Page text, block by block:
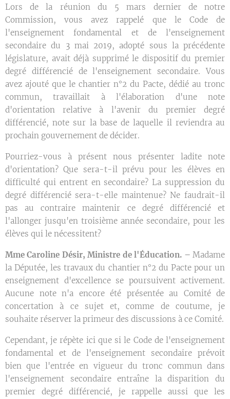
Lors de la réunion du 5 mars dernier de notre
Commission, vous avez rappelé que le Code de
l'enseignement fondamental et de l'enseignement
secondaire du 3 mai 2019, adopté sous la précédente
législature, avait déjà supprimé le dispositif du premier
degré différencié de l'enseignement secondaire. Vous
avez ajouté que le chantier n°2 du Pacte, dédié au tronc
commun, travaillait à l'élaboration d'une note
d'orientation relative à l'avenir du premier degré
différencié, note sur la base de laquelle il reviendra au
prochain gouvernement de décider.
Pourriez-vous à présent nous présenter ladite note
d'orientation? Que sera-t-il prévu pour les élèves en
difficulté qui entrent en secondaire? La suppression du
degré différencié sera-t-elle maintenue? Ne faudrait-il
pas au contraire maintenir ce degré différencié et
l'allonger jusqu'en troisième année secondaire, pour les
élèves qui le nécessitent?
Mme Caroline Désir, Ministre de l'Éducation. – Madame
la Députée, les travaux du chantier n°2 du Pacte pour un
enseignement d'excellence se poursuivent activement.
Aucune note n'a encore été présentée au Comité de
concertation à ce sujet et, comme de coutume, je
souhaite réserver la primeur des discussions à ce Comité.
Cependant, je répète ici que si le Code de l'enseignement
fondamental et de l'enseignement secondaire prévoit
bien que l'entrée en vigueur du tronc commun dans
l'enseignement secondaire entraîne la disparition du
premier degré différencié, je rappelle aussi que les